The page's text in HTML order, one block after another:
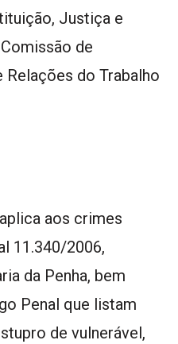
Justiça e
de
do Trabalho
aos crimes
11.340/2006,
da Penha, bem
Penal que listam
de vulnerável,